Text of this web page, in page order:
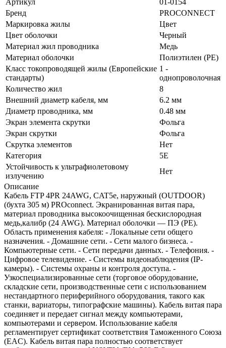
Бренд
PROCONNECT
Маркировка жилы
Цвет
Цвет оболочки
Черный
Материал жил проводника
Медь
Материал оболочки
Полиэтилен (PE)
Класс токопроводящей жилы (Европейские
стандарты)
1 -
однопроволочная
Количество жил
8
Внешний диаметр кабеля, мм
6.2 мм
Диаметр проводника, мм
0.48 мм
Экран элемента скрутки
Фольга
Экран скрутки
Фольга
Скрутка элементов
Нет
Категория
5E
Устойчивость к ультрафиолетовому
излучению
Нет
Описание
Кабель FTP 4PR 24AWG, CAT5e, наружный (OUTDOOR)
(бухта 305 м) PROconnect. Экранированная витая пара,
материал проводника высокоочищенная бескислородная
медь,калибр (24 AWG). Материал оболочки — ПЭ (PE).
Область применения кабеля: - Локальные сети общего
назначения. - Домашние сети. - Сети малого бизнеса. -
Компьютерные сети. - Сети передачи данных. - Телефония. -
Цифровое телевидение. - Системы видеонаблюдения (IP-
камеры). - Системы охраны и контроля доступа. -
Узкоспециализированные сети (торговое оборудование,
складские сети, производственные сети с использованием
нестандартного периферийного оборудования, такого как
станки, вариаторы, типографские машины). Кабель витая пара
соединяет и передает сигнал между компьютерами,
компьютерами и сервером. Использование кабеля
регламентирует сертификат соответствия Таможенного Союза
(EAC). Кабель витая пара полностью соответствует